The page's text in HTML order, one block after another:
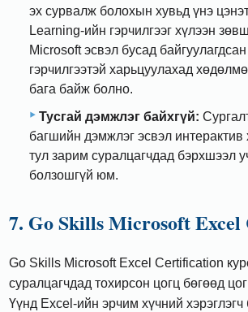
эх сурвалж болохын хувьд үнэ
Learning-ийн гэрчилгээг хүлээн
Microsoft эсвэл бусад
гэрчилгээтэй харьцуулахад
бага байж болно.
Тусгай дэмжлэг байхгүй:
багшийн дэмжлэг эсвэл интерактив
тул зарим суралцагчдад бэрхшээл
болзошгүй юм.
7. Go Skills Microsoft
Go Skills Microsoft Excel Certification
суралцагчдад тохирсон цогц бөгөөд
Үүнд Excel-ийн эрчим хүчний хэрэглэгч